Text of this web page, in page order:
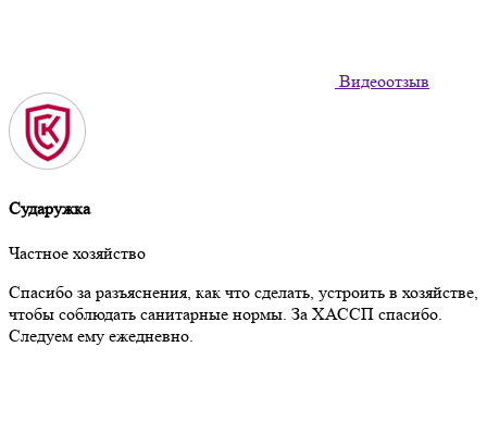
Видеоотзыв
Сударужка
Частное хозяйство
Спасибо за разъяснения, как что сделать, устроить в хозяйстве,
чтобы соблюдать санитарные нормы. За ХАССП спасибо.
Следуем ему ежедневно.